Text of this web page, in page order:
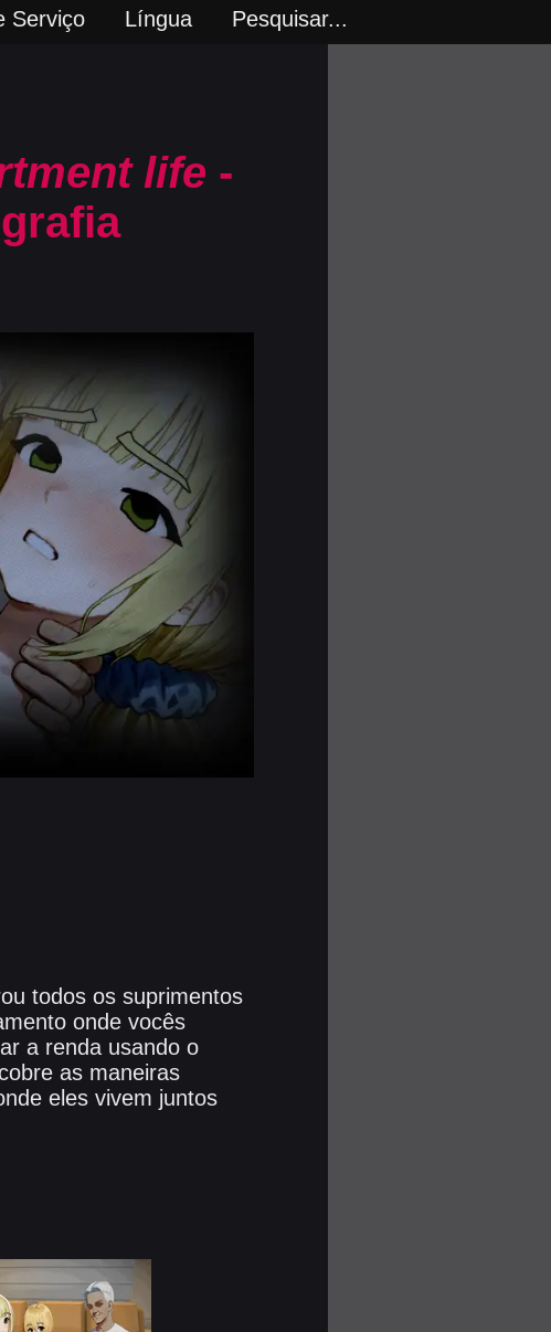
Serviço Língua Pesquisar...
life -
todos os suprimentos
onde vocês
a renda usando o
as maneiras
eles vivem juntos